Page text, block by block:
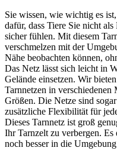
Sie wissen, wie wichtig es
dafür, dass Tiere Sie nicht
sicher fühlen. Mit diesem
verschmelzen mit der
Nähe beobachten können,
Das Netz lässt sich leicht in
Gelände einsetzen. Wir
Tarnnetzen in
Größen. Die Netze sind
zusätzliche Flexibilität für
Dieses Tarnnetz ist groß
Ihr Tarnzelt zu verbergen.
noch besser in die